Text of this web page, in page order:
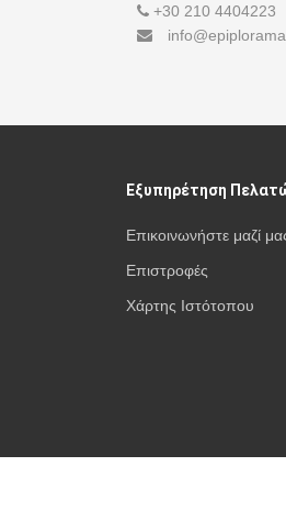
+30 210 4404223
Εξυπηρέτηση
Επικοινωνήστε μαζί
Επιστροφές
Χάρτης Ιστότοπου